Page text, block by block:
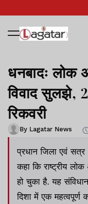
धनबादः
विवाद सुलझे,
रिकवरी
By Lagatar News
प्रधान जिला एवं सत्र
कहा कि राष्ट्रीय
हो चुका है. यह
दिशा में एक महत्वपूर्ण